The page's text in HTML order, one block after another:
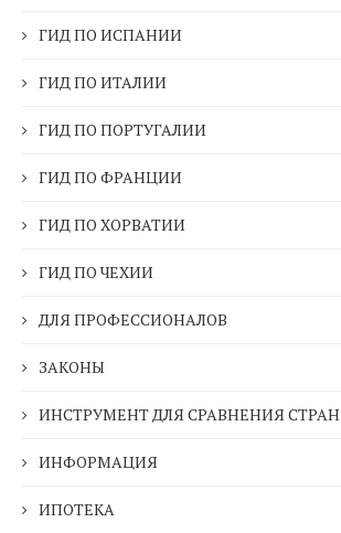
ГИД ПО ИСПАНИИ
ГИД ПО ИТАЛИИ
ГИД ПО ПОРТУГАЛИИ
ГИД ПО ФРАНЦИИ
ГИД ПО ХОРВАТИИ
ГИД ПО ЧЕХИИ
ДЛЯ ПРОФЕССИОНАЛОВ
ЗАКОНЫ
ИНСТРУМЕНТ ДЛЯ СРАВНЕНИЯ СТРАН
ИНФОРМАЦИЯ
ИПОТЕКА